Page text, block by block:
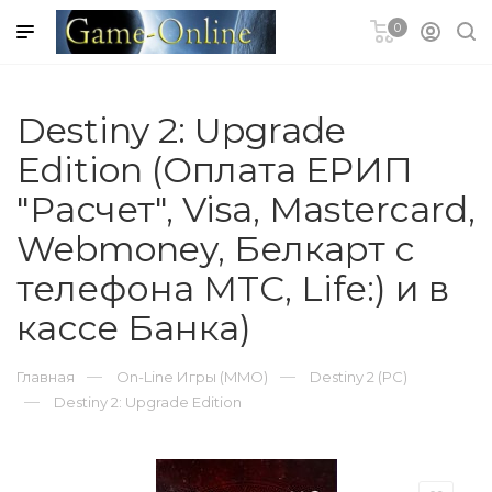
Plus для
Blizzard
Origin
ЗАКАЗ
CARD
0
Destiny 2: Upgrade
Edition (Оплата ЕРИП
"Расчет", Visa, Mastercard,
Webmoney, Белкарт с
телефона MTC, Life:) и в
кассе Банка)
Главная On-Line Игры (MMO)
Destiny 2 (PC)
Destiny 2: Upgrade Edition